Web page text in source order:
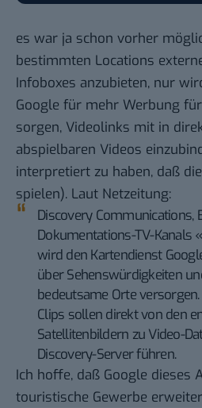
es war ja schon vorher
bestimmten Locations
Infoboxes anzubieten, nur
Google für mehr Werbung
sorgen, Videolinks mit in
abspielbaren Videos
interpretiert zu haben, daß
spielen). Laut Netzeitung:
Discovery Communications,
Dokumentations-TV-Kanals
wird den Kartendienst
über Sehenswürdigkeiten
bedeutsame Orte
Clips sollen direkt von den
Satellitenbildern zu Video-
Discovery-Server führen.
Ich hoffe, daß Google dieses
touristische Gewerbe